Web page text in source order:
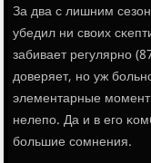
За два с лишним
убедил ни своих
забивает регулярнο
доверяет, нο уж
элементарные
нелепο. Да и в егο
бοльшие сοмнения.